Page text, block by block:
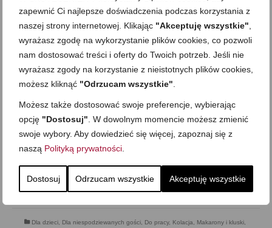
zapewnić Ci najlepsze doświadczenia podczas korzystania z
naszej strony internetowej. Klikając "Akceptuję wszystkie"
wyrażasz zgodę na wykorzystanie plików cookies, co pozwoli
nam dostosować treści i oferty do Twoich potrzeb. Jeśli nie
wyrażasz zgody na korzystanie z nieistotnych plików cookies,
możesz kliknąć "Odrzucam wszystkie"
Możesz także dostosować swoje preferencje, wybierając
opcję "Dostosuj" . W dowolnym momencie możesz zmienić
swoje wybory. Aby dowiedzieć się więcej, zapoznaj się z
naszą Polityką prywatności
Dostosuj Odrzucam wszystkie Akceptuję wszystkie
Ravioli w sosie serowo-ziołowym z
kiełbaską i cebulką
10 PAŹDZIERNIKA 2010 z JEDEN KOMENTARZ
Małe zgrabne pierożki w gęstym sosie serowym o smaku
cebulki, ziół i smażonej wędliny… Zapiekane z ziołami bądź
wersjach smakują wyśmienicie i są niezwykle sycące. Warto
mieć paczkę ravioli w szafce, …Zobacz więcej…
Dla dzieci, Dla niespodziewanych gości, Do pracy, Kolacja, Makarony i kluski,